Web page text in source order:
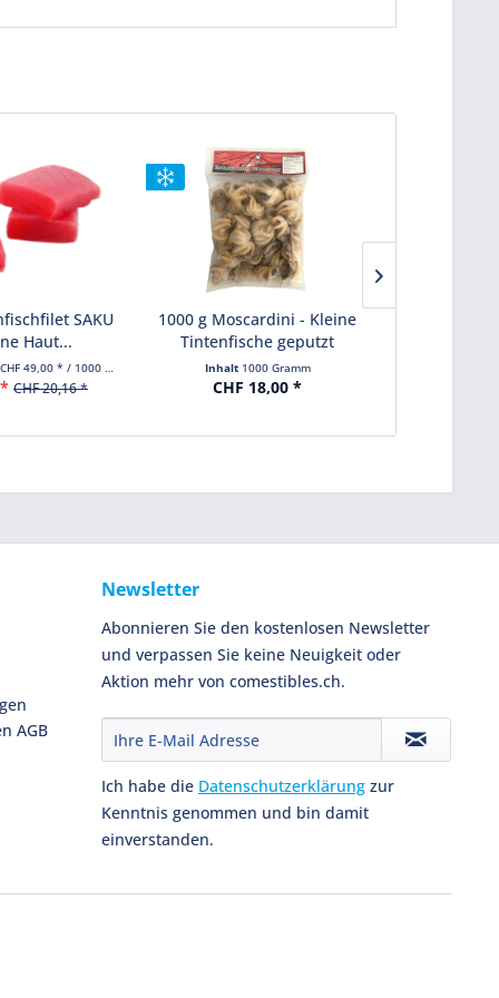
SAKU
Haut...
49,00 * / 1000 Gramm)
CHF 20,16 *
1000 g Moscardini - Kleine
Tintenfische geputzt
Inhalt 1000 Gramm
CHF 18,00 *
AGB
Newsletter
Abonnieren Sie den kostenlosen Newsletter
und verpassen Sie keine Neuigkeit oder
Aktion mehr von comestibles.ch.
Ich habe die Datenschutzerklärung zur
Kenntnis genommen und bin damit
einverstanden.